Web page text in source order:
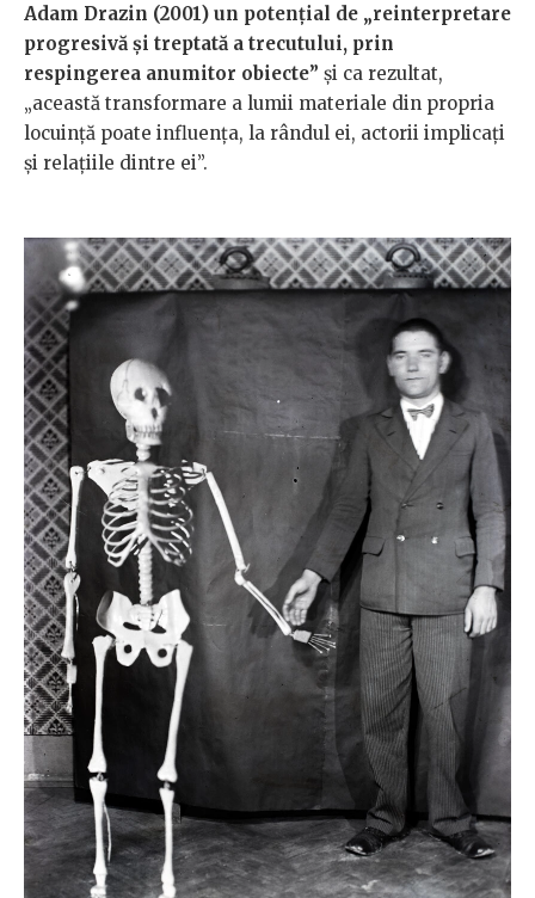
Adam Drazin (2001) un potențial de „reinterpretare
progresivă şi treptată a trecutului, prin
respingerea anumitor obiecte” şi ca rezultat,
„această transformare a lumii materiale din propria
locuinţă poate influenţa, la rândul ei, actorii implicaţi
şi relaţiile dintre ei”.